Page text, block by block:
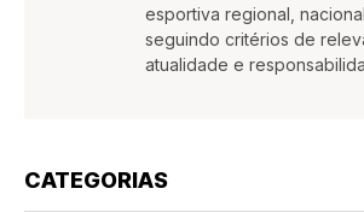
esportiva regional,
seguindo critérios de
atualidade e
CATEGORIAS